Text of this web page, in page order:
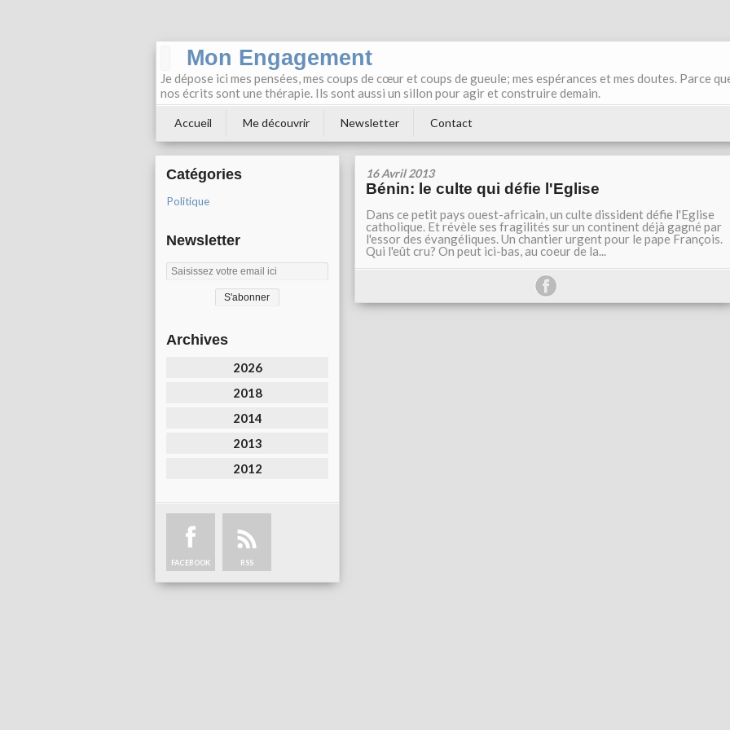
Mon Engagement
Je dépose ici mes pensées, mes coups de cœur et coups de gueule; mes espérances et mes doutes. Parce
nos écrits sont une thérapie. Ils sont aussi un sillon pour agir et construire demain.
Accueil Me découvrir Newsletter Contact
Catégories
Politique
Newsletter
Archives
2026
2018
2014
2013
2012
FACEBOOK RSS
16 Avril 2013
Bénin: le culte qui défie l'Eglise
Dans ce petit pays ouest-africain, un culte dissident défie l'Eglise
catholique. Et révèle ses fragilités sur un continent déjà gagné par
l'essor des évangéliques. Un chantier urgent pour le pape François.
Qui l'eût cru? On peut ici-bas, au coeur de la...